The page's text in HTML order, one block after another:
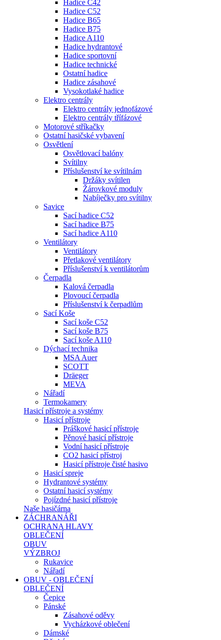
Hadice C42
Hadice C52
Hadice B65
Hadice B75
Hadice A110
Hadice hydrantové
Hadice sportovní
Hadice technické
Ostatní hadice
Hadice zásahové
Vysokotlaké hadice
Elektro centrály
Elektro centrály jednofázové
Elektro centrály třífázové
Motorové stříkačky
Ostatní hasičské vybavení
Osvětlení
Osvětlovací balóny
Svítilny
Příslušenství ke svítilnám
Držáky svítilen
Žárovkové moduly
Nabíječky pro svítilny
Savice
Sací hadice C52
Sací hadice B75
Sací hadice A110
Ventilátory
Ventilátory
Přetlakové ventilátory
Příslušenství k ventilátorům
Čerpadla
Kalová čerpadla
Plovoucí čerpadla
Příslušenství k čerpadlům
Sací Koše
Sací koše C52
Sací koše B75
Sací koše A110
Dýchací technika
MSA Auer
SCOTT
Dräeger
MEVA
Nářadí
Termokamery
Hasicí přístroje a systémy
Hasicí přístroje
Práškové hasicí přístroje
Pěnové hasicí přístroje
Vodní hasicí přístroje
CO2 hasicí přístroj
Hasicí přístroje čisté hasivo
Hasicí spreje
Hydrantové systémy
Ostatní hasicí systémy
Pojízdné hasicí přístroje
Naše hasičárna
ZÁCHRANÁŘI
OCHRANA HLAVY
OBLEČENÍ
OBUV
VÝZBROJ
Rukavice
Nářadí
OBUV - OBLEČENÍ
OBLEČENÍ
Čepice
Pánské
Zásahové oděvy
Vycházkové oblečení
Dámské